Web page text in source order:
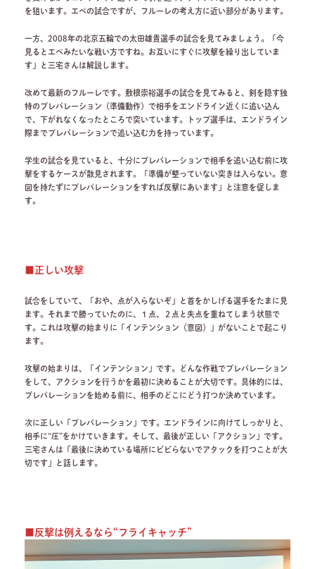
を狙います。エペの試合ですが、フルーレの考え方に近い部分があります。
一方、2008年の北京五輪での太田雄貴選手の試合を見てみましょう。「今
見るとエペみたいな戦い方ですね。お互いにすぐに攻撃を繰り出していま
す」と三宅さんは解説します。
改めて最新のフルーレです。敷根崇裕選手の試合を見てみると、剣を隠す独
特のプレパレーション（準備動作）で相手をエンドライン近くに追い込ん
で、下がれなくなったところで突いています。トップ選手は、エンドライン
際までプレパレーションで追い込む力を持っています。
学生の試合を見ていると、十分にプレパレーションで相手を追い込む前に攻
撃をするケースが散見されます。「準備が整っていない突きは入らない。意
図を持たずにプレパレーションをすれば反撃にあいます」と注意を促しま
す。
■正しい攻撃
試合をしていて、「おや、点が入らないぞ」と首をかしげる選手をたまに見
ます。それまで勝っていたのに、１点、２点と失点を重ねてしまう状態で
す。これは攻撃の始まりに「インテンション（意図）」がないことで起こり
ます。
攻撃の始まりは、「インテンション」です。どんな作戦でプレパレーション
をして、アクションを行うかを最初に決めることが大切です。具体的には、
プレパレーションを始める前に、相手のどこにどう打つか決めています。
次に正しい「プレパレーション」です。エンドラインに向けてしっかりと、
相手に“圧”をかけていきます。そして、最後が正しい「アクション」です。
三宅さんは「最後に決めている場所にビビらないでアタックを打つことが大
切です」と話します。
■反撃は例えるなら“フライキャッチ”